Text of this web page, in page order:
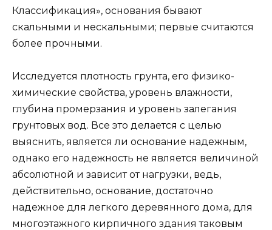
Классификация», основания бывают
скальными и нескальными; первые считаются
более прочными.
Исследуется плотность грунта, его физико-
химические свойства, уровень влажности,
глубина промерзания и уровень залегания
грунтовых вод. Все это делается с целью
выяснить, является ли основание надежным,
однако его надежность не является величиной
абсолютной и зависит от нагрузки, ведь,
действительно, основание, достаточно
надежное для легкого деревянного дома, для
многоэтажного кирпичного здания таковым